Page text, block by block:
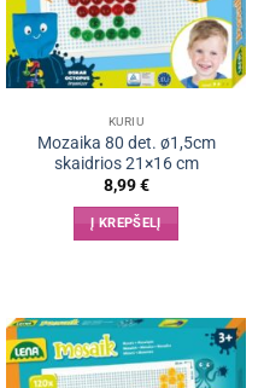
KURIU
Mozaika 80 det. ø1,5cm
skaidrios 21×16 cm
8,99€
Į KREPŠELĮ